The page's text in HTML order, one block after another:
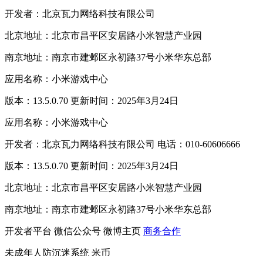
开发者：北京瓦力网络科技有限公司
北京地址：北京市昌平区安居路小米智慧产业园
南京地址：南京市建邺区永初路37号小米华东总部
应用名称：小米游戏中心
版本：13.5.0.70 更新时间：2025年3月24日
应用名称：小米游戏中心
开发者：北京瓦力网络科技有限公司 电话：010-60606666
版本：13.5.0.70 更新时间：2025年3月24日
北京地址：北京市昌平区安居路小米智慧产业园
南京地址：南京市建邺区永初路37号小米华东总部
开发者平台 微信公众号 微博主页 商务合作
未成年人防沉迷系统 米币